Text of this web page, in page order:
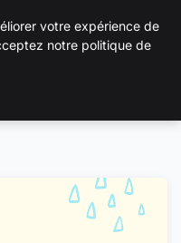
votre expérience de
notre politique de